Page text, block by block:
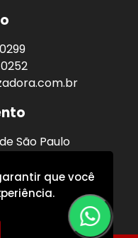
São Paulo
que você